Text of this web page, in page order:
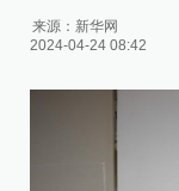
来源： 新华网
2024-04-24 08:42